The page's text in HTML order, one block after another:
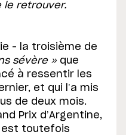
le retrouver.
– la troisième de
sévère » que
à ressentir les
et qui l’a mis
de deux mois.
Prix d’Argentine,
est toutefois